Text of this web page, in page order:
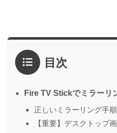
目次
Fire TV Stickでミラーリ
正しいミラーリング手
【重要】デスクトップ